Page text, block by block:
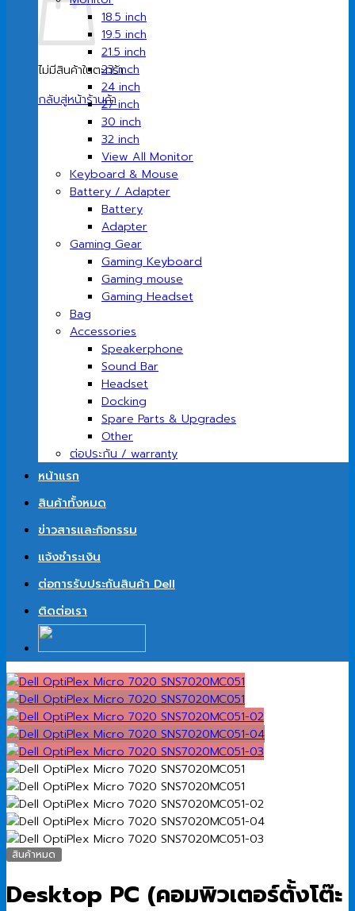
ไม่มีสินค้าในตะกร้า
กลับสู่หน้าร้านค้า
18.5 inch
19.5 inch
21.5 inch
23 inch
24 inch
27 inch
30 inch
32 inch
View All Monitor
Keyboard & Mouse
Battery / Adapter
Battery
Adapter
Gaming Gear
Gaming Keyboard
Gaming mouse
Gaming Headset
Bag
Accessories
Speakerphone
Sound Bar
Headset
Docking
Spare Parts & Upgrades
Other
ต่อประกัน / warranty
หน้าแรก
สินค้าทั้งหมด
ข่าวสารและกิจกรรม
แจ้งชำระเงิน
ต่อการรับประกันสินค้า Dell
ติดต่อเรา
สินค้าหมด
Desktop PC (คอมพิวเตอร์ตั้งโต๊ะ